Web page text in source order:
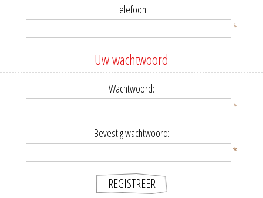
Telefoon:
*
Uw wachtwoord
Wachtwoord:
*
Bevestig wachtwoord:
*